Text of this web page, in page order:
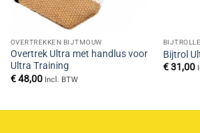
OVERTREKKEN BIJTMOUW
Overtrek Ultra met handlus voor
Ultra Training
€48,00 Incl. BTW
Bijtrol
€31,00